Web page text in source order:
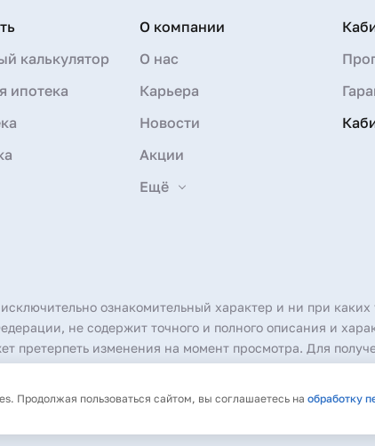
калькулятор
ипотека
О компании
О нас
Карьера
Новости
Акции
Ещё
ознакомительный характер и ни при
не содержит точного и полного описания и
претерпеть изменения на момент просмотра. Для
произведений без согласия правообладателя не
на рассылку Политика обработки персональных данных
Продолжая пользоваться сайтом, вы соглашаетесь на обработку